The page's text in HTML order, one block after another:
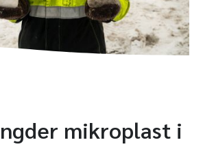
mikroplast i